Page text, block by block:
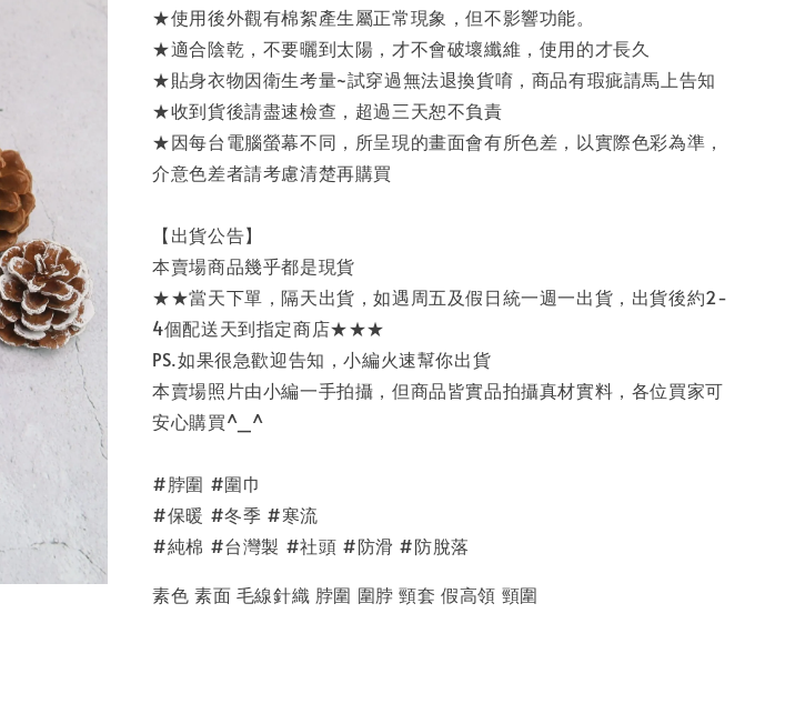
★使用後外觀有棉絮產生屬正常現象，但不影響功能。
★適合陰乾，不要曬到太陽，才不會破壞纖維，使用的才長久
★貼身衣物因衛生考量~試穿過無法退換貨唷，商品有瑕疵請馬上告知
★收到貨後請盡速檢查，超過三天恕不負責
★因每台電腦螢幕不同，所呈現的畫面會有所色差，以實際色彩為準，
介意色差者請考慮清楚再購買
【出貨公告】
本賣場商品幾乎都是現貨
★★當天下單，隔天出貨，如遇周五及假日統一週一出貨，出貨後約2-
4個配送天到指定商店★★★
PS.如果很急歡迎告知，小編火速幫你出貨
本賣場照片由小編一手拍攝，但商品皆實品拍攝真材實料，各位買家可
安心購買^_^
#脖圍 #圍巾
#保暖 #冬季 #寒流
#純棉 #台灣製 #社頭 #防滑 #防脫落
素色 素面 毛線針織 脖圍 圍脖 頸套 假高領 頸圍